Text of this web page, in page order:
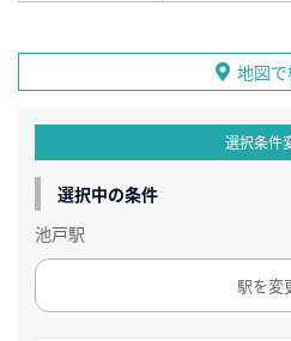
地図
選択条件
選択中の条件
池戸駅
駅を変